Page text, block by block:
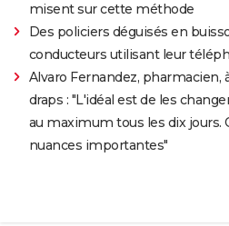
misent sur cette méthode
Des policiers déguisés en
conducteurs utilisant leur
Alvaro Fernandez, pharmacien,
draps : "L'idéal est de les
au maximum tous les dix jours.
nuances importantes"